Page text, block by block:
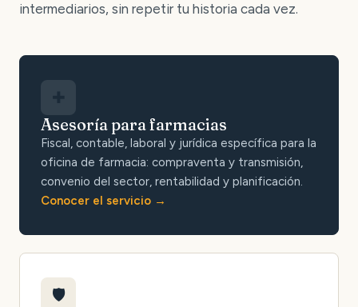
intermediarios, sin repetir tu historia cada vez.
Asesoría para farmacias
Fiscal, contable, laboral y jurídica específica para la
oficina de farmacia: compraventa y transmisión,
convenio del sector, rentabilidad y planificación.
Conocer el servicio
🛡️